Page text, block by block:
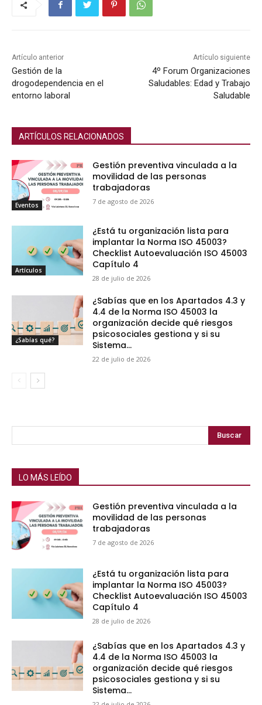
Artículo anterior
Gestión de la
drogodependencia en el
entorno laboral
Artículo siguiente
4º Forum Organizaciones
Saludables: Edad y Trabajo
Saludable
ARTÍCULOS RELACIONADOS
Eventos
Gestión preventiva vinculada a la
movilidad de las personas
trabajadoras
7 de agosto de 2026
Artículos
¿Está tu organización lista para
implantar la Norma ISO 45003?
Checklist Autoevaluación ISO 45003
Capítulo 4
28 de julio de 2026
¿Sabías qué?
¿Sabías que en los Apartados 4.3 y
4.4 de la Norma ISO 45003 la
organización decide qué riesgos
psicosociales gestiona y si su
Sistema...
22 de julio de 2026
Buscar
LO MÁS LEÍDO
Gestión preventiva vinculada a la
movilidad de las personas
trabajadoras
7 de agosto de 2026
¿Está tu organización lista para
implantar la Norma ISO 45003?
Checklist Autoevaluación ISO 45003
Capítulo 4
28 de julio de 2026
¿Sabías que en los Apartados 4.3 y
4.4 de la Norma ISO 45003 la
organización decide qué riesgos
psicosociales gestiona y si su
Sistema...